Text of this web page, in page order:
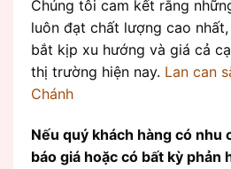
Chúng tôi cam kết rằng
luôn đạt chất lượng cao
bắt kịp xu hướng và giá cả
thị trường hiện nay. Lan can
Chánh
Nếu quý khách hàng có nhu
báo giá hoặc có bất kỳ phản